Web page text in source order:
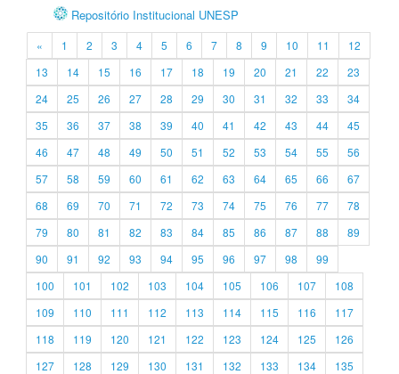
Repositório Institucional UNESP
« 1 2 3 4 5 6 7 8 9 10 11
12
13
14 15 16 17 18 19 20 21 22
23
24
25 26 27 28 29 30 31 32 33
34
35
36 37 38 39 40 41 42 43 44
45
46
47 48 49 50 51 52 53 54 55
56
57
58 59 60 61 62 63 64 65 66
67
68
69 70 71 72 73 74 75 76 77
78
79
80 81 82 83 84 85 86 87 88
89
90
91 92 93 94 95 96 97 98
99
100
101 102 103 104 105 106 107
108
109
110 111 112 113 114 115 116
117
118
119 120 121 122 123 124 125
126
127
128 129 130 131 132 133 134
135